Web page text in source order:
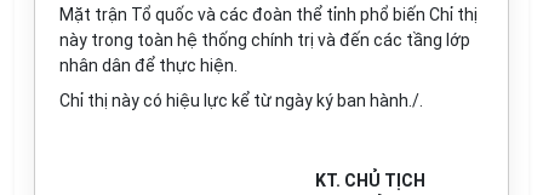
Mặt trận Tổ quốc và các đoàn thể tỉnh phổ biến Chỉ thị
này trong toàn hệ thống chính trị và đến các tầng lớp
nhân dân để thực hiện.
Chỉ thị này có hiệu lực kể từ ngày ký ban hành./.
KT. CHỦ TỊCH